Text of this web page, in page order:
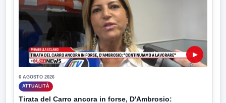
▶
6 AGOSTO 2026
ATTUALITÀ
Tirata del Carro ancora in forse, D'Ambrosio: